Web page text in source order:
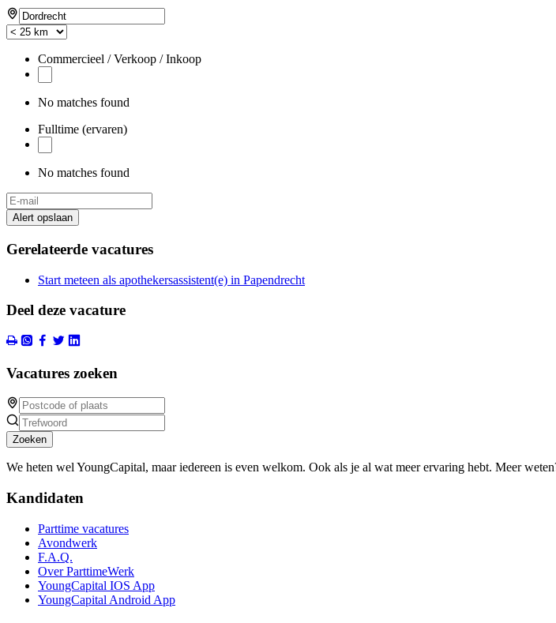
Commercieel / Verkoop / Inkoop
No matches found
Fulltime (ervaren)
No matches found
Alert opslaan
Gerelateerde vacatures
Start meteen als apothekersassistent(e) in Papendrecht
Deel deze vacature
Vacatures zoeken
Zoeken
We heten wel YoungCapital, maar iedereen is even welkom. Ook als je al wat meer ervaring hebt. Meer
Kandidaten
Parttime vacatures
Avondwerk
F.A.Q.
Over ParttimeWerk
YoungCapital IOS App
YoungCapital Android App